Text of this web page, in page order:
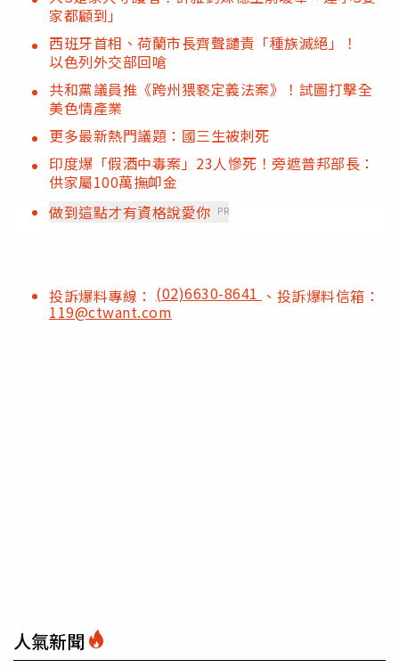
家都顧到」
西班牙首相、荷蘭市長齊聲譴責「種族滅絕」！
以色列外交部回嗆
共和黨議員推《跨州猥褻定義法案》！試圖打擊全
美色情產業
更多最新熱門議題：國三生被刺死
印度爆「假酒中毒案」23人慘死！旁遮普邦部長：
供家屬100萬撫卹金
做到這點才有資格說愛你 PR
投訴爆料專線： (02)6630-8641 、投訴爆料信箱：
119@ctwant.com
人氣新聞